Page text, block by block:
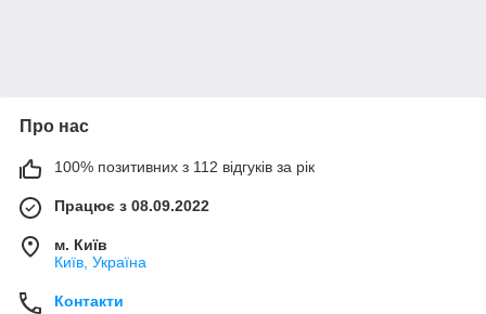
Про нас
100% позитивних з 112 відгуків за рік
Працює з 08.09.2022
м. Київ
Київ, Україна
Контакти